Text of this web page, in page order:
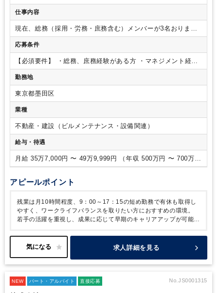
仕事内容
現在、総務（採用・労務・庶務含む）メンバーが3名おります
が、この方々へのマネジメントならびに総務実務全般に携わっ
て頂きます。
ゆくはマネジメントをお任せする場合の２つのパターンを考え
ております。
ジメント業務
応募条件
【必須要件】 ・総務、庶務経験がある方 ・マネジメント経験
【求める人物像】・将来的に管理職として経験していきたい
方・柔軟性のある方
勤務地
東京都墨田区
業種
不動産・建設（ビルメンテナンス・設備関連）
給与・待遇
月給 35万7,000円 〜 49万9,999円 （年収 500万円 〜 700万
円）
アピールポイント
残業は月10時間程度、9：00～17：15の短め勤務で有休も取得し
やすく、ワークライフバランスを取りたい方におすすめの環境。
若手の活躍を重視し、成果に応じて早期のキャリアアップが可能で
す。定期昇給に加え、退職金制度を完備しています。長く働くほ
ど将来の安心につながる職場です。求人詳細を見る
NEW パート・アルバイト 直接応募 No.JS0001315